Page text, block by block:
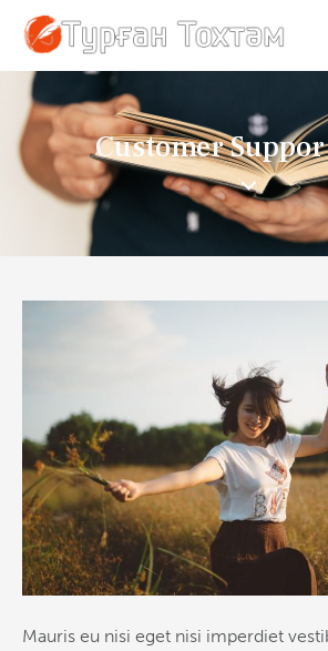
Customer
Mauris eu nisi eget nisi imperdiet